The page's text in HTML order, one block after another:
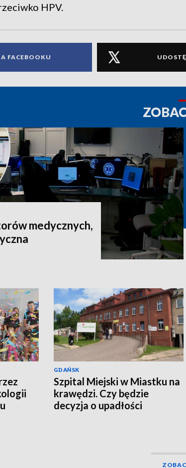
HPV.
FACEBOOKU
medycznych,
GDAŃSK
Szpital Miejski w Miastku na
krawędzi. Czy będzie
decyzja o upadłości